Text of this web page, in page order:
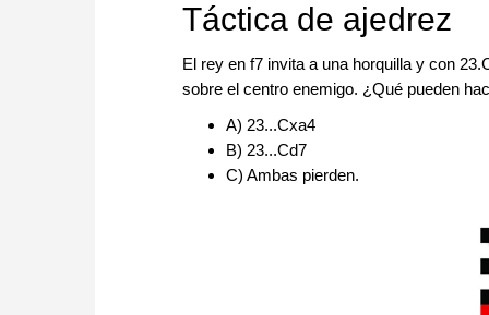
Táctica de ajedrez
El rey en f7 invita a una horquilla y con
sobre el centro enemigo. ¿Qué pueden
A) 23...Cxa4
B) 23...Cd7
C) Ambas pierden.